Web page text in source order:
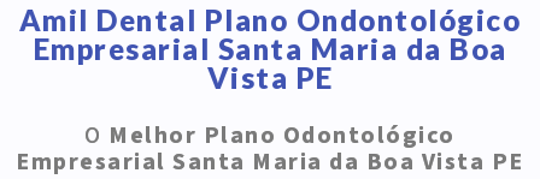
Amil Dental Plano Ondontológico
Empresarial Santa Maria da Boa
Vista PE
O Melhor Plano Odontológico
Empresarial Santa Maria da Boa Vista PE